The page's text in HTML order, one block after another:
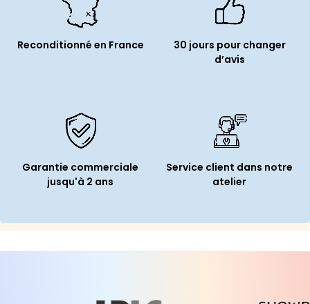
Reconditionné en France
30 jours pour changer
d’avis
Garantie commerciale
jusqu'à 2 ans
Service client dans notre
atelier